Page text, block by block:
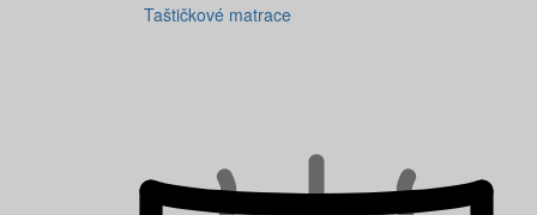
Taštičkové matrace